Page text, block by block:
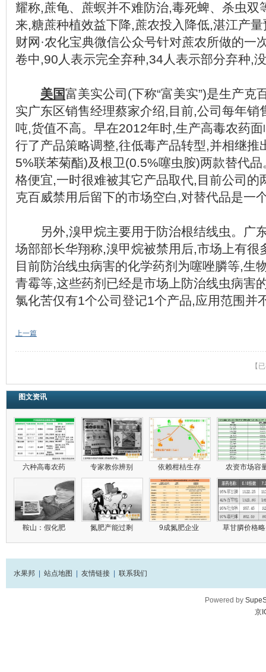
耀称,蔗龟、蔗螟并不难防治,毒死蜱、杀虫双
来,糖蔗种植效益下降,蔗农投入降低,湛江产
财网·农化宝典微信公众号针对蔗农所做的一
卷中,90人表示完全弃种,34人表示部分弃种,
美国富美实公司(下称“富美实”)是生产克
实广东区销售经理蔡家介绍,目前,公司每年销
吨,货值不高。早在2012年时,生产高毒农药
行了产品策略调整,往低毒产品转型,并相继推
5%联苯菊酯)及根卫(0.5%噻虫胺)两款替代
格便宜,一时很难被其它产品取代,目前公司的
克百威禁用后留下的市场空白,对替代品是一
另外,溴甲烷主要用于防治根结线虫。广
场部部长华翔称,溴甲烷被禁用后,市场上有很
目前防治线虫病害的化学药剂为噻唑膦等,生
青霉等,这些药剂已经是市场上防治线虫病害
氯化苦仅有1个公司登记1个产品,应用范围并
上一篇
【
图文资讯
六种高毒农药 专家教你辨别 依赖柑桔生存 农资市场容
鞍山：假化肥 氮肥产能过剩 9成氮肥企业 草甘膦价格
水果邦 站点地图 友情链接 联系我们
Powered by
京